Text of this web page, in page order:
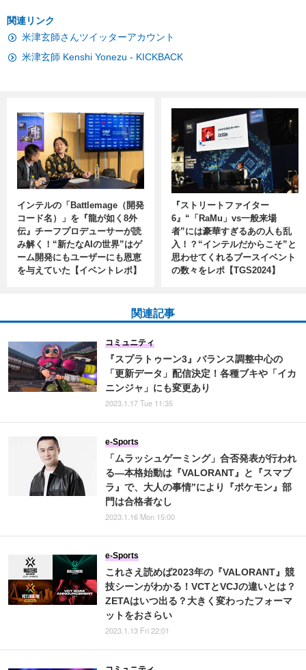
関連リンク
米津玄師さんツイッターアカウント
米津玄師 Kenshi Yonezu - KICKBACK
インテルの「Battlemage（開発
コード名）」を『龍が如く8外
伝』チーフプロデューサーが読
み解く！“新たなAIの世界”はゲ
ーム開発にもユーザーにも恩恵
を与えていた【イベントレポ】
『ストリートファイター
6』“「RaMu」vs一般来場
者”には豪華すぎるあの人も乱
入！？“インテルだからこそ”と
思わせてくれるブースイベント
の数々をレポ【TGS2024】
関連記事
『スプラトゥーン3』バランス調整中心の
「更新データ」配信決定！各種ブキや「イカ
ニンジャ」にも変更あり
コミュニティ
2023.1.17 Tue 11:35
「ムラッシュゲーミング」合否発表が行われ
る―本格始動は『VALORANT』と『スマブ
ラ』で、大人の事情”により『ポケモン』部
門は合格者なし
e-Sports
2023.1.16 Mon 15:00
これさえ読めば2023年の『VALORANT』競
技シーンがわかる！VCTとVCJの違いとは？
ZETAはいつ出る？大きく変わったフォーマ
ットをおさらい
e-Sports
2023.1.13 Fri 22:01